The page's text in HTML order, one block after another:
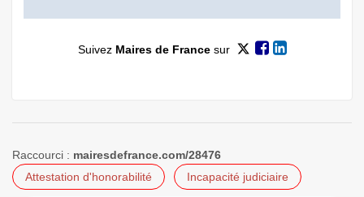
Suivez Maires de Francesur
Raccourci : mairesdefrance.com/28476
Attestation d'honorabilité
Incapacité judiciaire